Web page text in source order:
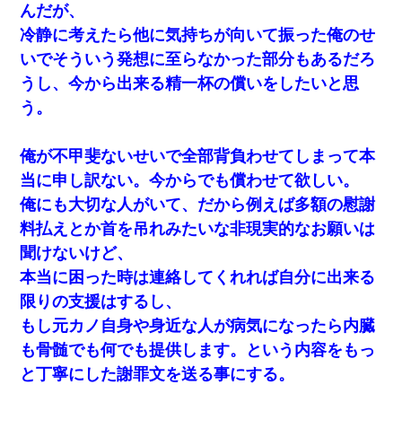
アパートのドアに『ハンザイ者！この人はさいあくの人です』と
張り紙が！大家「面倒はごめんだよ」私「はあ」→警察に行き、
見回りで犯人が捕まったが、それが…｜生活｜ヌルポあんてな
彼氏の家に泊まる事になり、ゲームで盛り上がってさぁ寝よう！
と電気を消すとミシッって音が…彼「ちょっと待ってて」→勢い
よくドアを開けるとなんと…
書店「息子さんが万引きしました」私「はっ？(息子目の前にいる
し…)うちの子ではないので迎えに行きません」→息子を名乗って
た人物の正体が判明するも・・・
見合いにて。嫁「はじめまして」俺「失礼ですが○○さんご本人で
すか？」
日曜日、会社の窓を見ると同僚の姿。俺（あれ？ディズニーシー
じゃ？）→俺電話「今何してんの？」同僚「シーで並んでるこ
と！」俺「会社にいない？」→次の瞬間、すごい鳥肌が立った
とっさに女児を捕まえたら変質者扱いされた。母親「あっち行っ
てよ！気持ち悪い！（ｼｯｼｯ」→ 後日、俺を見つけた母親がすっ飛
んだが、
冷静に考えたら他に気持ちが向いて振った俺のせ
いでそういう発想に至らなかった部分もあるだろ
うし、今から出来る精一杯の償いをしたいと思
う。
俺が不甲斐ないせいで全部背負わせてしまって本
当に申し訳ない。今からでも償わせて欲しい。
俺にも大切な人がいて、だから例えば多額の慰謝
料払えとか首を吊れみたいな非現実的なお願いは
聞けないけど、
本当に困った時は連絡してくれれば自分に出来る
限りの支援はするし、
もし元カノ自身や身近な人が病気になったら内臓
も骨髄でも何でも提供します。という内容をもっ
と丁寧にした謝罪文を送る事にする。